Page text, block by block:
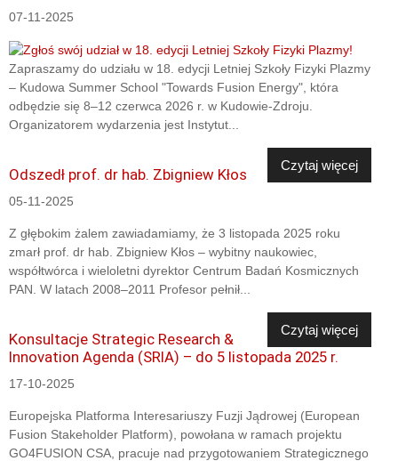
07-11-2025
Zapraszamy do udziału w 18. edycji Letniej Szkoły Fizyki Plazmy
– Kudowa Summer School "Towards Fusion Energy", która
odbędzie się 8–12 czerwca 2026 r. w Kudowie-Zdroju.
Organizatorem wydarzenia jest Instytut...
Czytaj więcej
Odszedł prof. dr hab. Zbigniew Kłos
05-11-2025
Z głębokim żalem zawiadamiamy, że 3 listopada 2025 roku
zmarł prof. dr hab. Zbigniew Kłos – wybitny naukowiec,
współtwórca i wieloletni dyrektor Centrum Badań Kosmicznych
PAN. W latach 2008–2011 Profesor pełnił...
Czytaj więcej
Konsultacje Strategic Research &
Innovation Agenda (SRIA) – do 5 listopada 2025 r.
17-10-2025
Europejska Platforma Interesariuszy Fuzji Jądrowej (European
Fusion Stakeholder Platform), powołana w ramach projektu
GO4FUSION CSA, pracuje nad przygotowaniem Strategicznego